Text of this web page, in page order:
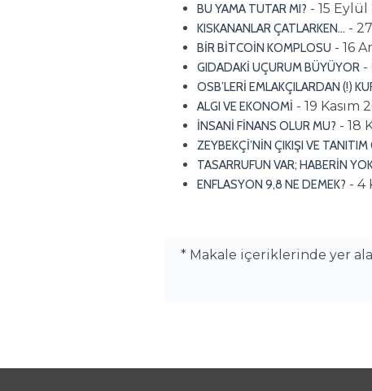
BU YAMA TUTAR MI? - 15 Eylül
KISKANANLAR ÇATLARKEN… -
BİR BİTCOİN KOMPLOSU - 16
GIDADAKİ UÇURUM BÜYÜYOR -
OSB’LERİ EMLAKÇILARDAN (!)
ALGI VE EKONOMİ - 19 Kasım
İNSANİ FİNANS OLUR MU? - 18
ZEYBEKÇİ’NİN ÇIKIŞI VE TANITIM
TASARRUFUN VAR; HABERİN
ENFLASYON 9,8 NE DEMEK? - 4
* Makale içeriklerinde yer